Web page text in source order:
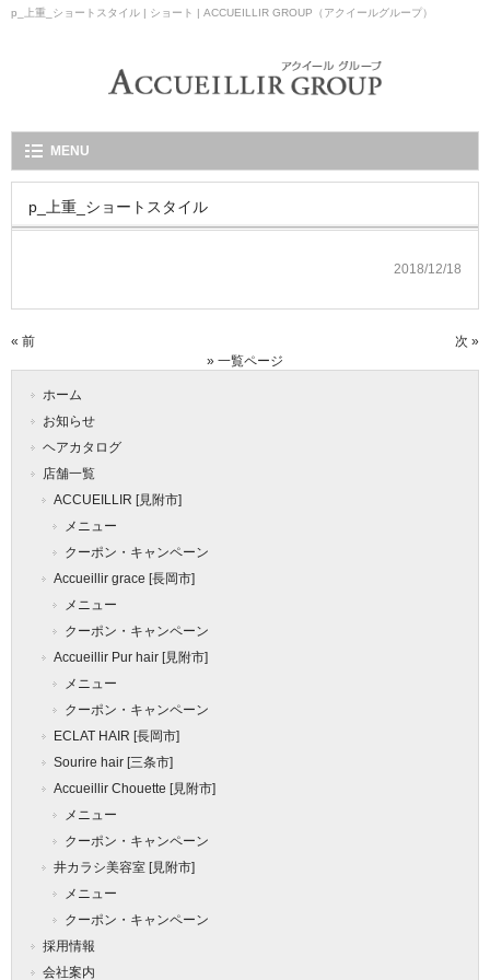
p_上重_ショートスタイル | ショート | ACCUEILLIR GROUP（アクイールグループ）
MENU
p_上重_ショートスタイル
2018/12/18
« 前
次 »
» 一覧ページ
ホーム
お知らせ
ヘアカタログ
店舗一覧
ACCUEILLIR [見附市]
メニュー
クーポン・キャンペーン
Accueillir grace [長岡市]
メニュー
クーポン・キャンペーン
Accueillir Pur hair [見附市]
メニュー
クーポン・キャンペーン
ECLAT HAIR [長岡市]
Sourire hair [三条市]
Accueillir Chouette [見附市]
メニュー
クーポン・キャンペーン
井カラシ美容室 [見附市]
メニュー
クーポン・キャンペーン
採用情報
会社案内